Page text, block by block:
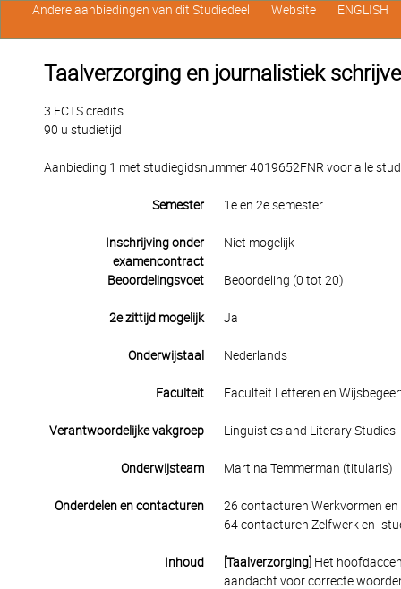
Taalverzorging en journalistiek
3 ECTS credits
90 u studietijd
Aanbieding 1 met studiegidsnummer 4019652FNR voor alle
Semester 1e en 2e semester
Inschrijving onder
examencontract
Niet mogelijk
Beoordelingsvoet Beoordeling (0 tot 20)
2e zittijd mogelijk Ja
Onderwijstaal Nederlands
Faculteit Faculteit Letteren en
Verantwoordelijke vakgroep Linguistics and Literary Studies
Onderwijsteam Martina Temmerman (titularis)
Onderdelen en contacturen
26 contacturen Werkvormen en
64 contacturen Zelfwerk en -
Inhoud [Taalverzorging] Het
aandacht voor correcte
Andere aanbiedingen van dit Studiedeel Website ENGLISH